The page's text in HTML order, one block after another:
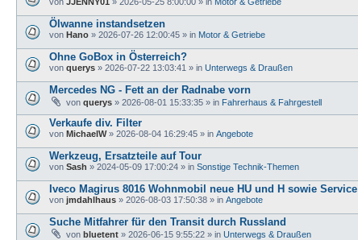
Ölwanne instandsetzen
von Hano » 2026-07-26 12:00:45 » in Motor & Getriebe
Ohne GoBox in Österreich?
von querys » 2026-07-22 13:03:41 » in Unterwegs & Draußen
Mercedes NG - Fett an der Radnabe vorn
von querys » 2026-08-01 15:33:35 » in Fahrerhaus & Fahrgestell
Verkaufe div. Filter
von MichaelW» 2026-08-04 16:29:45 » in Angebote
Werkzeug, Ersatzteile auf Tour
von Sash » 2024-05-09 17:00:24 » in Sonstige Technik-Themen
Iveco Magirus 8016 Wohnmobil neue HU und H sowie Service
von jmdahlhaus » 2026-08-03 17:50:38 » in Angebote
Suche Mitfahrer für den Transit durch Russland
von bluetent » 2026-06-15 9:55:22 » in Unterwegs & Draußen